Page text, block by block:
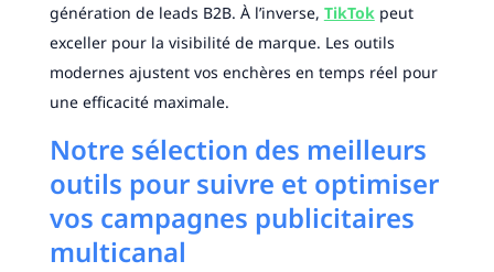
génération de leads B2B. À l’inverse, TikTokpeut
exceller pour la visibilité de marque. Les outils
modernes ajustent vos enchères en temps réel pour
une efficacité maximale.
Notre sélection des meilleurs
outils pour suivre et optimiser
vos campagnes publicitaires
multicanal